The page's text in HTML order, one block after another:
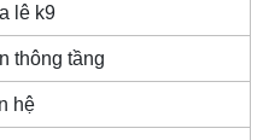
lê k9
thông tầng
hệ